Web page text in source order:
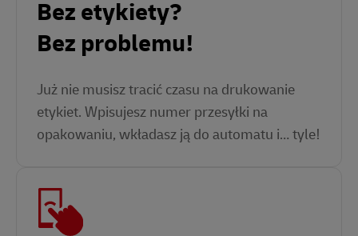
Bez etykiety?
Bez problemu!
Już nie musisz tracić czasu na drukowanie
etykiet. Wpisujesz numer przesyłki na
opakowaniu, wkładasz ją do automatu i… tyle!